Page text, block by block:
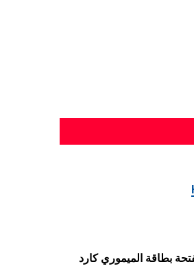
بطاقة الميموري كارد